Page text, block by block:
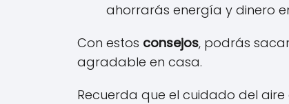
ahorrarás energía y dinero
Con estos consejos, podrás
agradable en casa.
Recuerda que el cuidado del